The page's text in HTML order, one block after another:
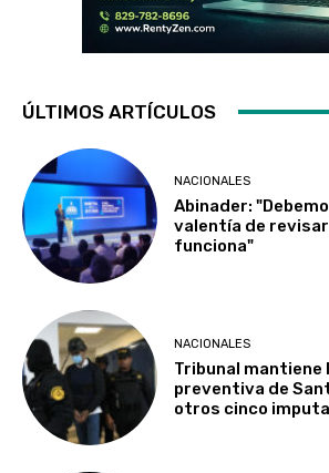
ÚLTIMOS ARTÍCULOS
NACIONALES
Abinader:
valentía de revisar
funciona"
NACIONALES
Tribunal mantiene
preventiva de
otros cinco